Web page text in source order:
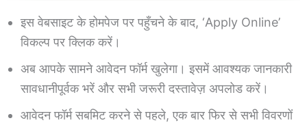
इस वेबसाइट के होमपेज पर पहुँचने के बाद, ‘Apply Online’
विकल्प पर क्लिक करें।
अब आपके सामने आवेदन फॉर्म खुलेगा। इसमें आवश्यक जानकारी
सावधानीपूर्वक भरें और सभी जरूरी दस्तावेज़ अपलोड करें।
आवेदन फॉर्म सबमिट करने से पहले, एक बार फिर से सभी विवरणों